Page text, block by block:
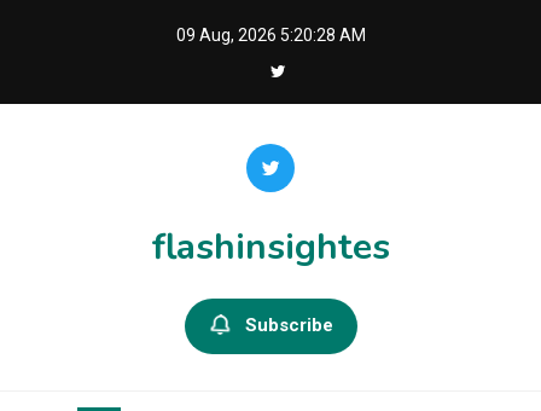
09 Aug, 2026 5:20:28 AM
flashinsightes
Subscribe